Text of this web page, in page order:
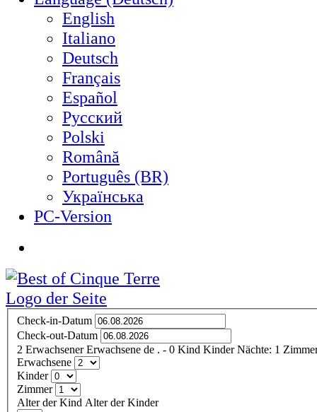
English
Italiano
Deutsch
Français
Español
Русский
Polski
Română
Português (BR)
Українська
PC-Version
Check-in-Datum
Check-out-Datum
2 Erwachsener Erwachsene de . - 0 Kind Kinder Nächte: 1
Erwachsene
Kinder
Zimmer
Alter der Kind Alter der Kinder